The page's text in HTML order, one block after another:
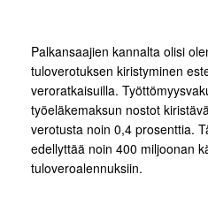
Palkansaajien kannalta olisi
tuloverotuksen kiristyminen
veroratkaisuilla.
työeläkemaksun nostot
verotusta noin 0,4 prosenttia.
edellyttää noin 400 miljoonan
tuloveroalennuksiin.